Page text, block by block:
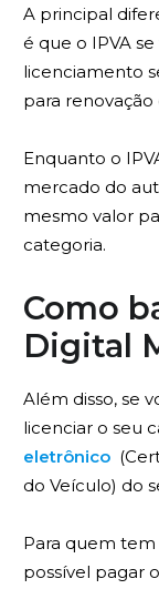
A principal
é que o IPVA
licenciamento
para
Enquanto o
mercado do
mesmo valor
categoria.
Como
Digital
Além disso, se
licenciar o seu
eletrônico
do Veículo) do
Para quem tem
possível pagar